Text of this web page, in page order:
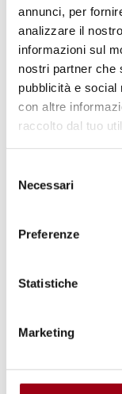
annunci, per
analizzare il
informazioni sul
nostri partner che
pubblicità e social
con altre
raccolto dal tuo
delNecessari
Preferenze
Statistiche
Marketing
Collegamenti
Padova
Rights
November,
diritto penale
integrazione